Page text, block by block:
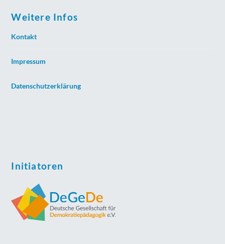
Weitere Infos
Kontakt
Impressum
Datenschutzerklärung
Initiatoren